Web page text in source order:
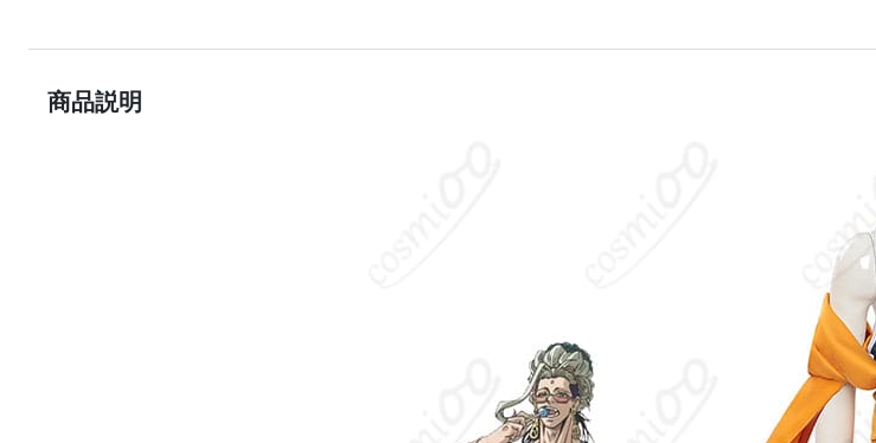
商品説明